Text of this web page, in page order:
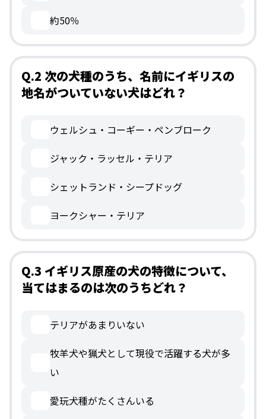
約50％
Q.2 次の犬種のうち、名前にイギリスの
地名がついていない犬はどれ？
ウェルシュ・コーギー・ペンブローク
ジャック・ラッセル・テリア
シェットランド・シープドッグ
ヨークシャー・テリア
Q.3 イギリス原産の犬の特徴について、
当てはまるのは次のうちどれ？
テリアがあまりいない
牧羊犬や猟犬として現役で活躍する犬が多
い
愛玩犬種がたくさんいる